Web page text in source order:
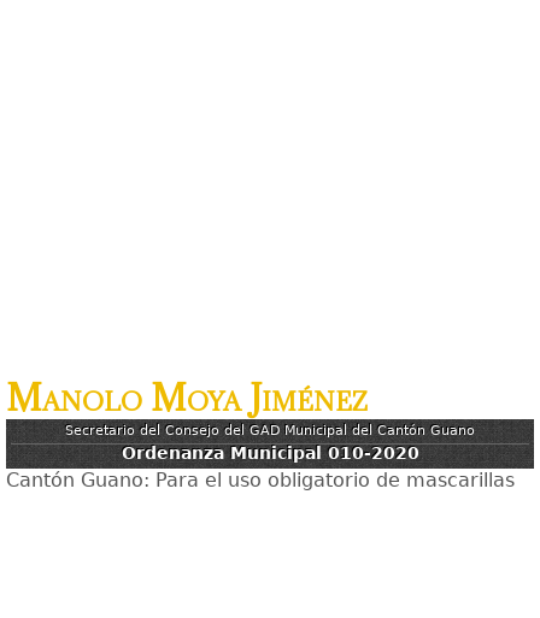
Manolo Moya Jiménez
Secretario del Consejo del GAD Municipal del Cantón Guano
Ordenanza Municipal 010-2020
Cantón Guano: Para el uso obligatorio de mascarillas